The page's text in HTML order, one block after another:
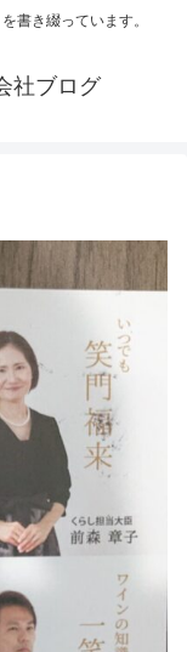
書き綴っています。
社ブログ